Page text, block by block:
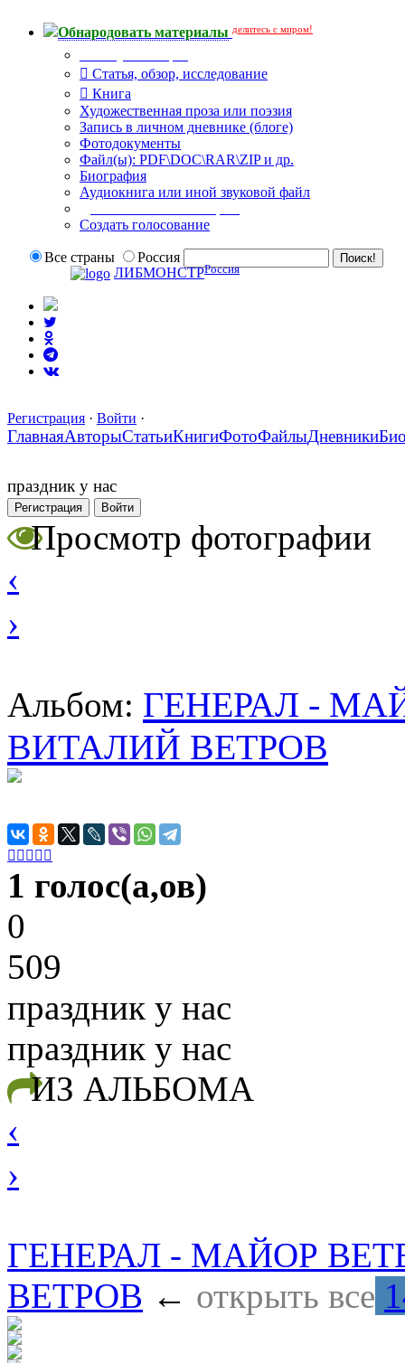
Обнародовать материалы делитесь с миром!
Статья, обзор, исследование
Книга
Художественная проза или поэзия
Запись в личном дневнике (блоге)
Фотодокументы
Файл(ы): PDF\DOC\RAR\ZIP и др.
Биография
Аудиокнига или иной звуковой файл
Создать голосование
Все страны
Россия
ЛИБМОНСТРРоссия
Регистрация · Войти ·
ГлавнаяАвторыСтатьиКнигиФотоФайлыДневники
праздник у нас
Регистрация Войти
Просмотр фотографии
‹
›
Альбом: ГЕНЕРАЛ -
ВИТАЛИЙ ВЕТРОВ
    
1 голос(а,ов)
0
509
праздник у нас
праздник у нас
ИЗ АЛЬБОМА
‹
›
ГЕНЕРАЛ - МАЙОР
ВЕТРОВ ← открыть все